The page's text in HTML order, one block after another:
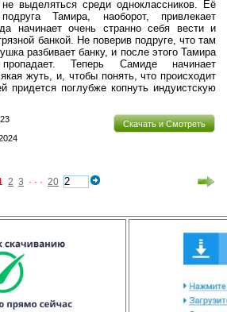
не выделяться среди одноклассников. Её
подруга Тамира, наоборот, привлекает
начинает очень странно себя вести и
банкой. Не поверив подруге, что там
разбивает банку, и после этого Тамира
Теперь Самиде начинает
жуть, и, чтобы понять, что происходит
придется поглубже копнуть индуистскую
Скачать и Смотреть
2 3 · · · 20